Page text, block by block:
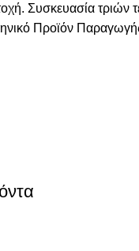
Συσκευασία τριών
Προϊόν